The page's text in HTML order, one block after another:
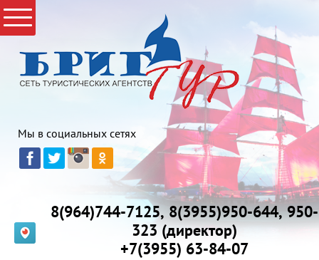
Мы в социальных сетях
8(964)744-7125, 8(3955)950-644, 950-
323 (директор)
+7(3955) 63-84-07